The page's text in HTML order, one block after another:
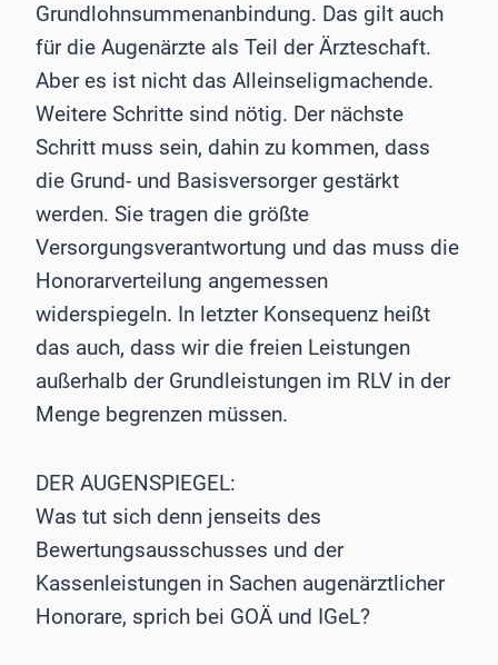
Grundlohnsummenanbindung. Das gilt auch
für die Augenärzte als Teil der Ärzteschaft.
Aber es ist nicht das Alleinseligmachende.
Weitere Schritte sind nötig. Der nächste
Schritt muss sein, dahin zu kommen, dass
die Grund- und Basisversorger gestärkt
werden. Sie tragen die größte
Versorgungsverantwortung und das muss die
Honorarverteilung angemessen
widerspiegeln. In letzter Konsequenz heißt
das auch, dass wir die freien Leistungen
außerhalb der Grundleistungen im RLV in der
Menge begrenzen müssen.
DER AUGENSPIEGEL:
Was tut sich denn jenseits des
Bewertungsausschusses und der
Kassenleistungen in Sachen augenärztlicher
Honorare, sprich bei GOÄ und IGeL?